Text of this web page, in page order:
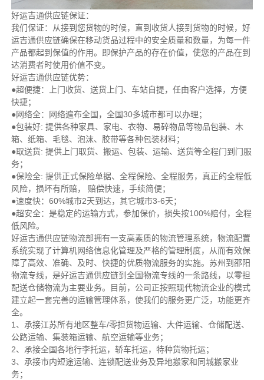
好运吉通供应链保证：
我们保证：从接到您货物的时候，直到收货人接到货物的时候，好
运吉通供应链确保在移动货品过程中的安全质量和数量，为每一件
产品都起到保值的作用。即保护产品的存在价值，使您的产品在到
达消费者时使用价值不变。
好运吉通供应链优势：
●超便捷：上门收货、送货上门、车站自提，任由客户选择，方便
快捷；
●网络全：网络遍布全国，全国30多城市都可以办理；
●包装好: 提供各种家具、家电、衣物、易碎物品等物品包装、木
箱、纸箱、毛毯、泡沫、胶带等各种包装材料；
●取送货: 提供上门取货、搬运、包装、运输、送货等全程门到门服
务；
●保险全: 提供正式保险单据、全程保险、全程服务，真正的全程低
风险，损坏有所赔， 赔偿快速，手续简便；
●速度快：60%城市2天到达，其它城市3-6天；
●超安全：是稳定的运输方式，参加保价，损失按100%赔付，全程
低风险。
好运吉通供应链物流部拥有一支高素质的物流管理系统，物流配置
系统实现了计算机网络信息化管理及严格的管理制度，从而有效保
障了高效、准确、及时、快捷的优质物流服务的实施。苏州到邵阳
物流专线，是好运吉通供应链到全国物流专线的一条路线，以零担
配送仓储物流为主要业务。目前，公司正按照现代物流企业的模式
建立起一套完善的运输管理体系，使我们的服务更广泛，功能更齐
全。
1、承接江苏所有地区整车/零担货物运输、大件运输、仓储配送、
公路运输、集装箱运输、航空运输等业务；
2、承接全国各地行李托运，轿车托运，特种货物托运；
3、承接市内短途运输、连锁配送业务及异地搬家和同城搬家业
务；